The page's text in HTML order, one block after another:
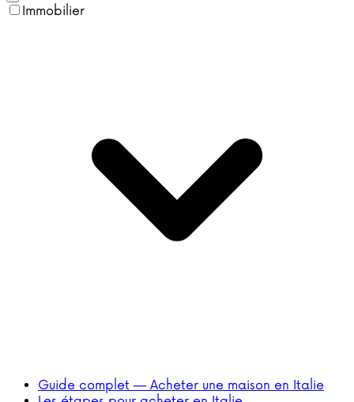
Immobilier
Guide complet — Acheter une maison en Italie